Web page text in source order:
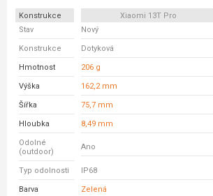
Konstrukce Xiaomi 13T Pro
Stav
Nový
Konstrukce Dotyková
Hmotnost 206 g
Výška 162,2 mm
Šířka 75,7 mm
Hloubka 8,49 mm
Odolné
(outdoor)
Ano
Typ odolnosti IP68
Barva Zelená